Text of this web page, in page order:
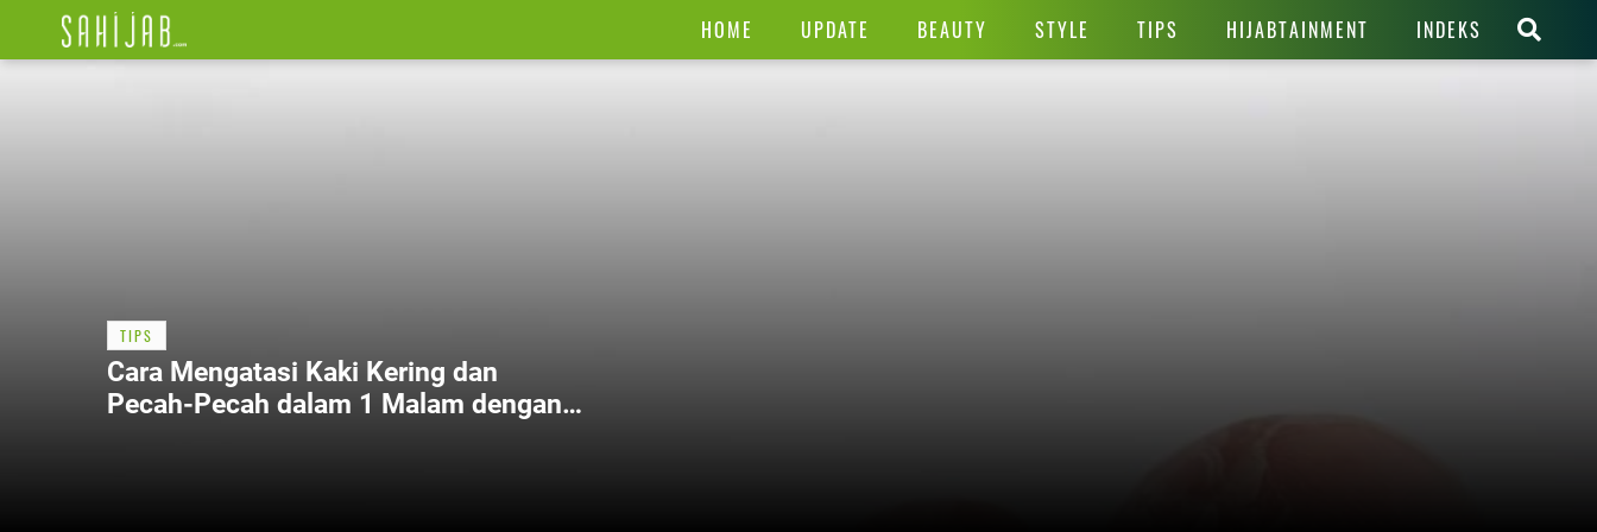
HOME UPDATE BEAUTY STYLE TIPS HIJABTAINMENT INDEKS
TIPS
Cara Mengatasi Kaki Kering dan
Pecah-Pecah dalam 1 Malam dengan